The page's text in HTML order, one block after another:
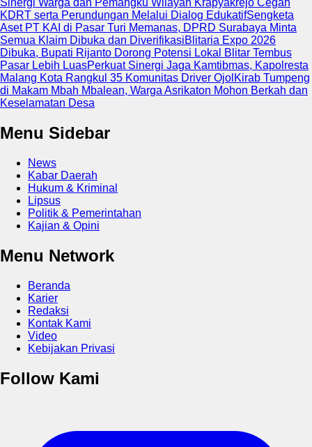
Sinergi Warga dan Pemangku Wilayah Krapyakrejo Cegah
KDRT serta Perundungan Melalui Dialog EdukatifSengketa
Aset PT KAI di Pasar Turi Memanas, DPRD Surabaya Minta
Semua Klaim Dibuka dan DiverifikasiBlitaria Expo 2026
Dibuka, Bupati Rijanto Dorong Potensi Lokal Blitar Tembus
Pasar Lebih LuasPerkuat Sinergi Jaga Kamtibmas, Kapolresta
Malang Kota Rangkul 35 Komunitas Driver Ojol Kirab Tumpeng
di Makam Mbah Mbalean, Warga Asrikaton Mohon Berkah dan
Keselamatan Desa
Menu Sidebar
News
Kabar Daerah
Hukum & Kriminal
Lipsus
Politik & Pemerintahan
Kajian & Opini
Menu Network
Beranda
Karier
Redaksi
Kontak Kami
Video
Kebijakan Privasi
Follow Kami